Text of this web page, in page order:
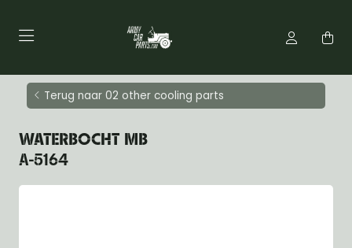
Terug naar 02 other cooling parts
WATERBOCHT MB
A-5164